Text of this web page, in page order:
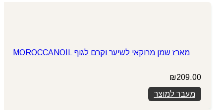
מארז שמן מרוקאי לשיער וקרם לגוף MOROCCANOIL
₪209.00
מעבר למוצר